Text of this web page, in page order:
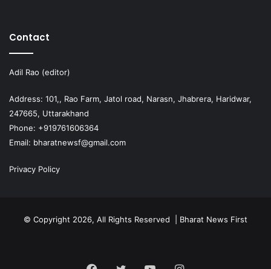
Contact
Adil Rao (editor)
Address: 101,, Rao Farm, Jatol road, Narasn, Jhabrera, Haridwar,
247665, Uttarakhand
Phone: +919761606364
Email: bharatnewsf@gmail.com
Privacy Policy
© Copyright 2026, All Rights Reserved | Bharat News First